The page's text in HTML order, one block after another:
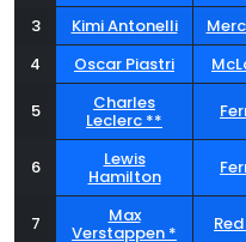
3
Kimi Antonelli
4
Oscar Piastri
5 Charles
Leclerc **
6 Lewis
Hamilton
7 Max
Verstappen *